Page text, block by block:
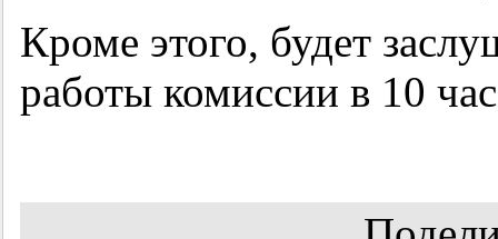
Кроме этого, будет
работы комиссии в 10